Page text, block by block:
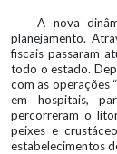
A nova
planejamento.
fiscais passaram
todo o estado.
com as operações
em hospitais,
percorreram o
peixes e
estabelecimentos